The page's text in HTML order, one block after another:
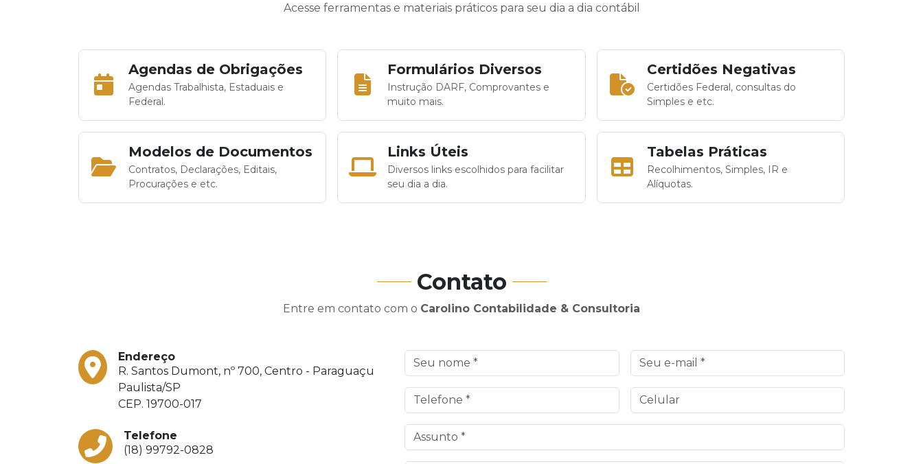
Acesse ferramentas e materiais práticos para seu dia a dia contábil
Agendas de Obrigações
Agendas Trabalhista, Estaduais e
Federal.
Formulários Diversos
Instrução DARF, Comprovantes e
muito mais.
Certidões Negativas
Certidões Federal, consultas do
Simples e etc.
Modelos de Documentos
Contratos, Declarações, Editais,
Procurações e etc.
Links Úteis
Diversos links escolhidos para facilitar
seu dia a dia.
Tabelas Práticas
Recolhimentos, Simples, IR e
Alíquotas.
Contato
Entre em contato com o Carolino Contabilidade & Consultoria
Endereço
R. Santos Dumont, nº 700, Centro - Paraguaçu
Paulista/SP
CEP. 19700-017
Telefone
(18) 99792-0828